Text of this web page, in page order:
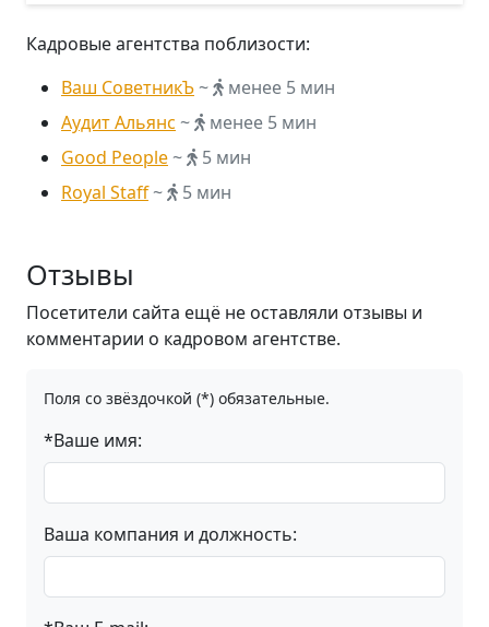
Кадровые агентства поблизости:
Ваш СоветникЪ~
менее 5 мин
Аудит Альянс ~
менее 5 мин
Good People~
5 мин
Royal Staff~ 5 мин
Отзывы
Посетители сайта ещё не оставляли отзывы и
комментарии о кадровом агентстве.
Поля со звёздочкой (*) обязательные.
*Ваше имя:
Ваша компания и должность: